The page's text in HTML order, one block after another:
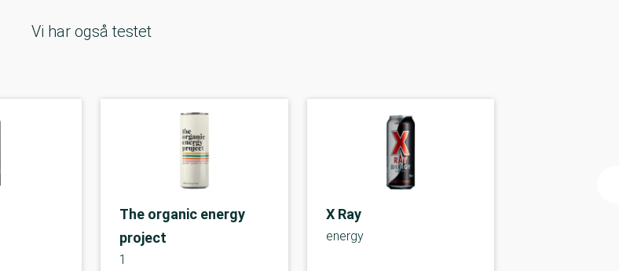
Vi har også testet
The organic energy
project
1
X Ray
energy